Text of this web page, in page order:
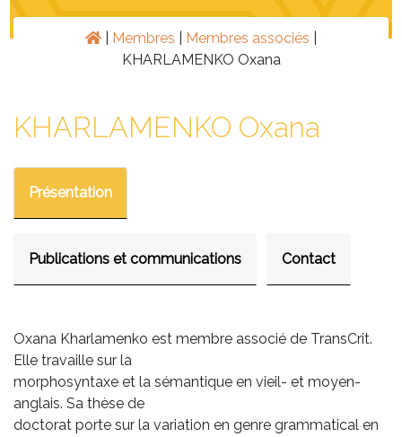
Membres Membres associés
KHARLAMENKO Oxana
KHARLAMENKO Oxana
Présentation
Publications et communications Contact
Oxana Kharlamenko est membre associé de TransCrit.
Elle travaille sur la
morphosyntaxe et la sémantique en vieil- et moyen-
anglais. Sa thèse de
doctorat porte sur la variation en genre grammatical en